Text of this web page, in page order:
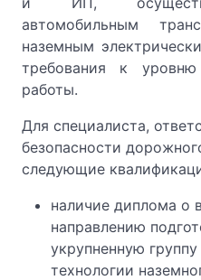
автомобильным
наземным
требования к
работы.
Для специалиста,
безопасности
следующие
наличие диплома о
направлению
укрупненную
технологии